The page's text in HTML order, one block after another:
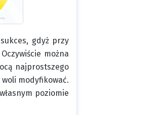
gdyż przy
można
najprostszego
modyfikować.
poziomie